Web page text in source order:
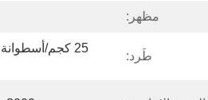
مظهر:
طَرد: